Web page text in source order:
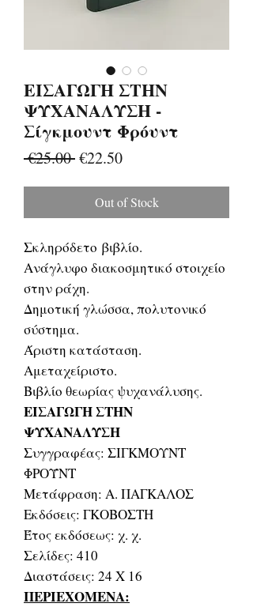
ΕΙΣΑΓΩΓΗ ΣΤΗΝ
ΨΥΧΑΝΑΛΥΣΗ -
Σίγκμουντ Φρόυντ
€25.00 Regular
€22.50Sale
Out of Stock
Σκληρόδετο βιβλίο.
Ανάγλυφο διακοσμητικό στοιχείο
στην ράχη.
Δημοτική γλώσσα, πολυτονικό
σύστημα.
Άριστη κατάσταση.
Αμεταχείριστο.
Βιβλίο θεωρίας ψυχανάλυσης.
ΕΙΣΑΓΩΓΗ ΣΤΗΝ
ΨΥΧΑΝΑΛΥΣΗ
Συγγραφέας: ΣΙΓΚΜΟΥΝΤ
ΦΡΟΫΝΤ
Μετάφραση: Α. ΠΑΓΚΑΛΟΣ
Εκδόσεις: ΓΚΟΒΟΣΤΗ
Έτος εκδόσεως: χ. χ.
Σελίδες: 410
Διαστάσεις: 24 Χ 16
ΠΕΡΙΕΧΟΜΕΝΑ: